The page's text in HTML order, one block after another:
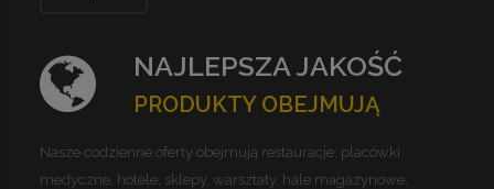
NAJLEPSZA JAKOŚĆ
PRODUKTY OBEJMUJĄ
Nasze codzienne oferty obejmują restauracje, placówki
medyczne, hotele, sklepy, warsztaty, hale magazynowe,